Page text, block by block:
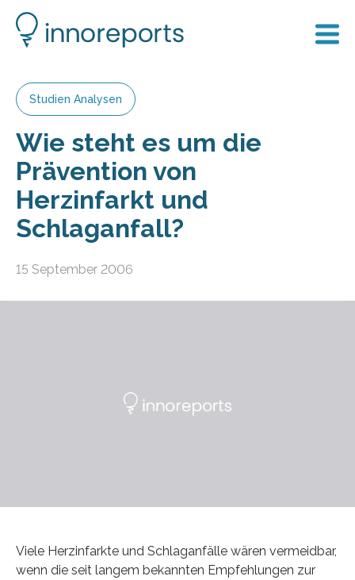
Studien Analysen
Wie steht es um die
Prävention von
Herzinfarkt und
Schlaganfall?
15 September 2006
Viele Herzinfarkte und Schlaganfälle wären vermeidbar,
wenn die seit langem bekannten Empfehlungen zur